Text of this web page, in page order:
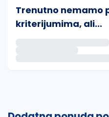
Trenutno nemamo
kriterijumima, ali...